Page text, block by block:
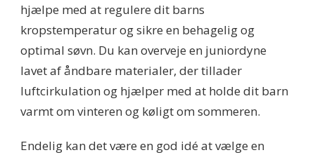
hjælpe med at regulere dit barns
kropstemperatur og sikre en behagelig og
optimal søvn. Du kan overveje en juniordyne
lavet af åndbare materialer, der tillader
luftcirkulation og hjælper med at holde dit barn
varmt om vinteren og køligt om sommeren.
Endelig kan det være en god idé at vælge en